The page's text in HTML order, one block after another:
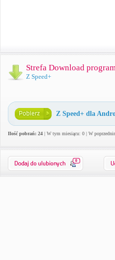
Strefa Download
Z Speed+
Z Speed+ dla
Ilość pobrań: 24 | W tym miesiącu: 0 | W
0